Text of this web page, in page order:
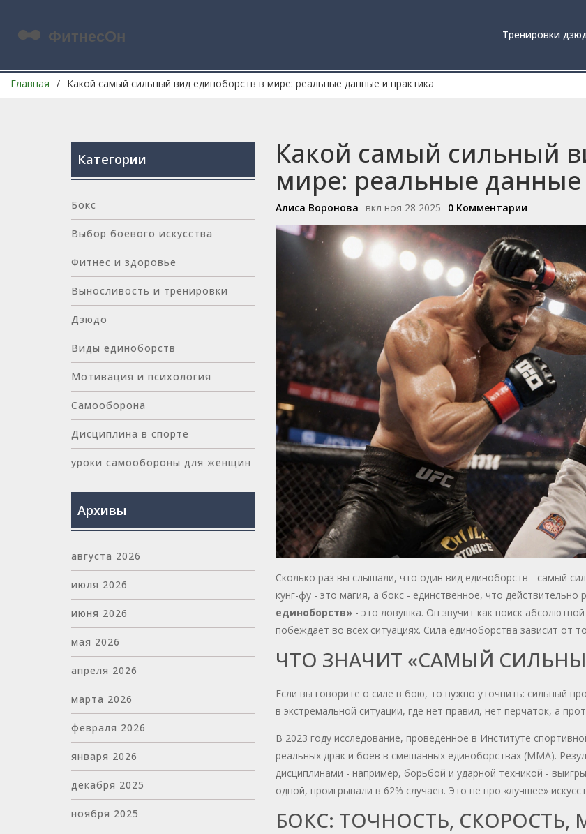
Тренировки
Главная Какой самый сильный вид единоборств в мире: реальные данные и практика
Какой самый сильный
мире: реальные данные
Алиса Воронова вкл ноя 28 2025 0 Комментарии
Сколько раз вы слышали, что один вид единоборств - самый
кунг-фу - это магия, а бокс - единственное, что
единоборств»- это ловушка. Он звучит как поиск
побеждает во всех ситуациях. Сила единоборства зависит от
ЧТО ЗНАЧИТ «САМЫЙ
Если вы говорите о силе в бою, то нужно уточнить: сильный
в экстремальной ситуации, где нет правил, нет перчаток, а
В 2023 году исследование, проведенное в Институте
реальных драк и боев в смешанных единоборствах (MMA).
дисциплинами - например, борьбой и ударной техникой -
одной, проигрывали в 62% случаев. Это не про «лучшее»
БОКС: ТОЧНОСТЬ,
Категории
Бокс
Выбор боевого искусства
Фитнес и здоровье
Выносливость и тренировки
Дзюдо
Виды единоборств
Мотивация и психология
Самооборона
Дисциплина в спорте
уроки самообороны для женщин
Архивы
августа 2026
июля 2026
июня 2026
мая 2026
апреля 2026
марта 2026
февраля 2026
января 2026
декабря 2025
ноября 2025